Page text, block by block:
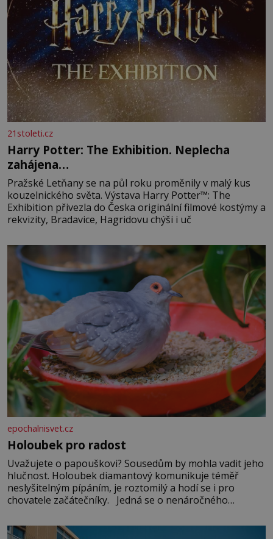
21stoleti.cz
Harry Potter: The Exhibition. Neplecha
zahájena…
Pražské Letňany se na půl roku proměnily v malý kus
kouzelnického světa. Výstava Harry Potter™: The
Exhibition přivezla do Česka originální filmové kostýmy a
rekvizity, Bradavice, Hagridovu chýši i uč
epochalnisvet.cz
Holoubek pro radost
Uvažujete o papouškovi? Sousedům by mohla vadit jeho
hlučnost. Holoubek diamantový komunikuje téměř
neslyšitelným pípáním, je roztomilý a hodí se i pro
chovatele začátečníky. Jedná se o nenáročného
času tráví na zemi, kde sbírá zbytky semínek Jeho